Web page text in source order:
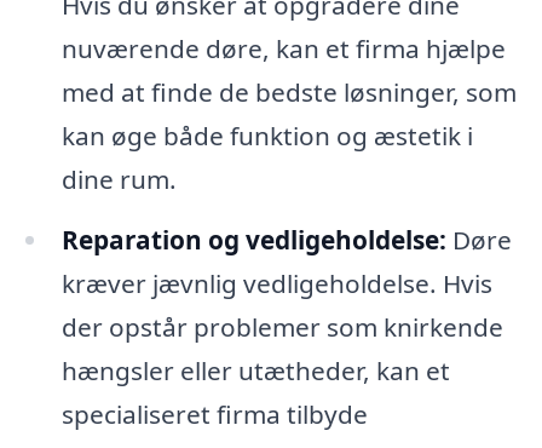
nuværende døre, kan et firma hjælpe
med at finde de bedste løsninger, som
kan øge både funktion og æstetik i
dine rum.
Reparation og vedligeholdelse: Døre
kræver jævnlig vedligeholdelse. Hvis
der opstår problemer som knirkende
hængsler eller utætheder, kan et
specialiseret firma tilbyde